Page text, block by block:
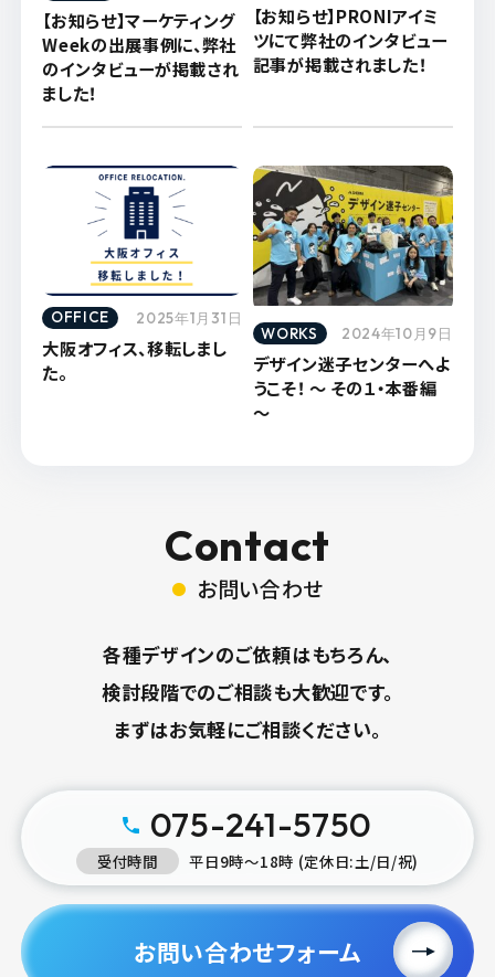
【お知らせ】マーケティング
Weekの出展事例に、弊社
のインタビューが掲載され
ました！
【お知らせ】PRONIアイミ
ツにて弊社のインタビュー
記事が掲載されました！
OFFICE 2025年1月31日
大阪オフィス、移転しまし
た。
WORKS 2024年10月9日
デザイン迷子センターへよ
うこそ！ ～ その１・本番編
～
Contact
お問い合わせ
各種デザインのご依頼はもちろん、
検討段階でのご相談も大歓迎です。
まずはお気軽にご相談ください。
075-241-5750
受付時間 平日9時〜18時 (定休日:土/日/祝)
お問い合わせフォーム